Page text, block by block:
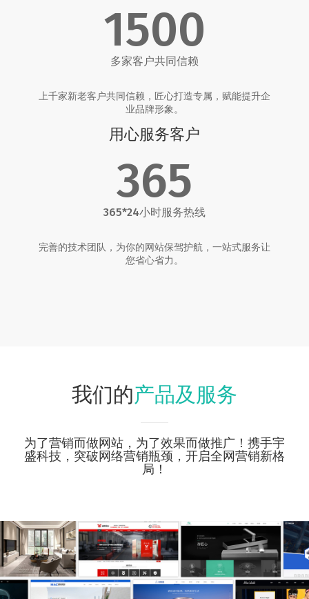
1500
多家客户共同信赖
上千家新老客户共同信赖，匠心打造专属，赋能提升企
业品牌形象。
用心服务客户
365
365*24小时服务热线
完善的技术团队，为你的网站保驾护航，一站式服务让
您省心省力。
我们的产品及服务
为了营销而做网站，为了效果而做推广！携手宇
盛科技，突破网络营销瓶颈，开启全网营销新格
局！